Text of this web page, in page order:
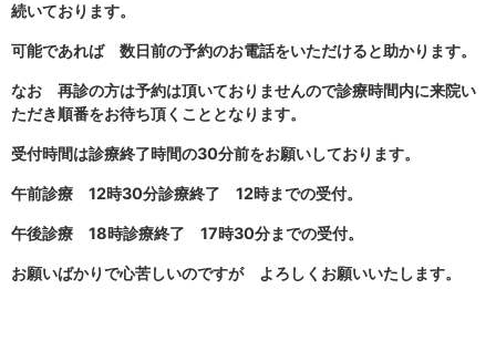
続いております。
可能であれば 数日前の予約のお電話をいただけると助かります。
なお 再診の方は予約は頂いておりませんので診療時間内に来院い
ただき順番をお待ち頂くこととなります。
受付時間は診療終了時間の30分前をお願いしております。
午前診療 12時30分診療終了 12時までの受付。
午後診療 18時診療終了 17時30分までの受付。
お願いばかりで心苦しいのですが よろしくお願いいたします。